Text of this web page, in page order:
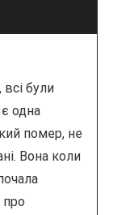
були
одна
помер, не
Вона коли
про